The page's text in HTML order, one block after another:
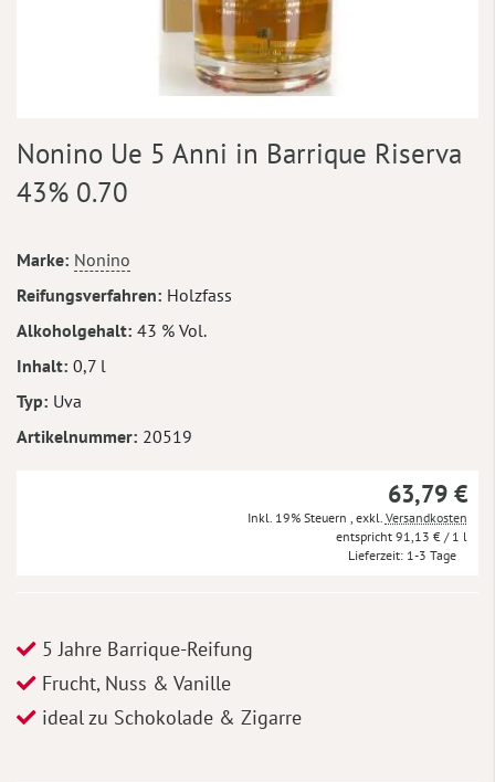
Anfang
der
Bildergalerie
Nonino Ue 5 Anni in Barrique Riserva
43% 0.70
Mehr
Informationen
Marke Nonino
Reifungsverfahren Holzfass
Alkoholgehalt 43 % Vol.
Inhalt 0,7 l
Typ Uva
Artikelnummer 20519
63,79 €
Inkl. 19% Steuern exkl. Versandkosten
91,13 € / 1 l
Lieferzeit 1-3 Tage
5 Jahre Barrique-Reifung
Frucht, Nuss & Vanille
ideal zu Schokolade & Zigarre